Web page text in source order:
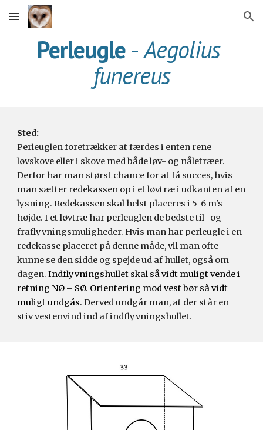
Skip to main content Skip to navigation
Perleugle -Aegolius
funereus
Sted:
Perleuglen foretrækker at færdes i enten rene
løvskove eller i skove med både løv- og nåletræer.
Derfor har man størst chance for at få succes, hvis
man sætter redekassen op i et løvtræ i udkanten af en
lysning. Redekassen skal helst placeres i 5-6 m's
højde. I et løvtræ har perleuglen de bedste til- og
fraflyvningsmuligheder. Hvis man har perleugle i en
redekasse placeret på denne måde, vil man ofte
kunne se den sidde og spejde ud af hullet, også om
dagen. Indflyvningshullet skal så vidt muligt vende i
retning NØ – SØ. Orientering mod vest bør så vidt
muligt undgås. Derved undgår man, at der står en
stiv vestenvind ind af indflyvningshullet.